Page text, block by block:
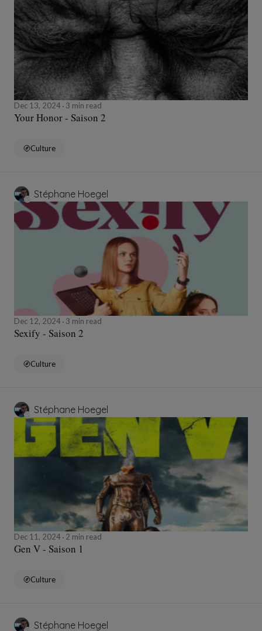
Dec 13, 2024 3 min read
Your Honor - Saison 2
Culture
Stéphane Hoegel
Dec 12, 2024 3 min read
Sexify - Saison 2
Culture
Stéphane Hoegel
Dec 11, 2024 2 min read
Gen V - Saison 1
Culture
Stéphane Hoegel